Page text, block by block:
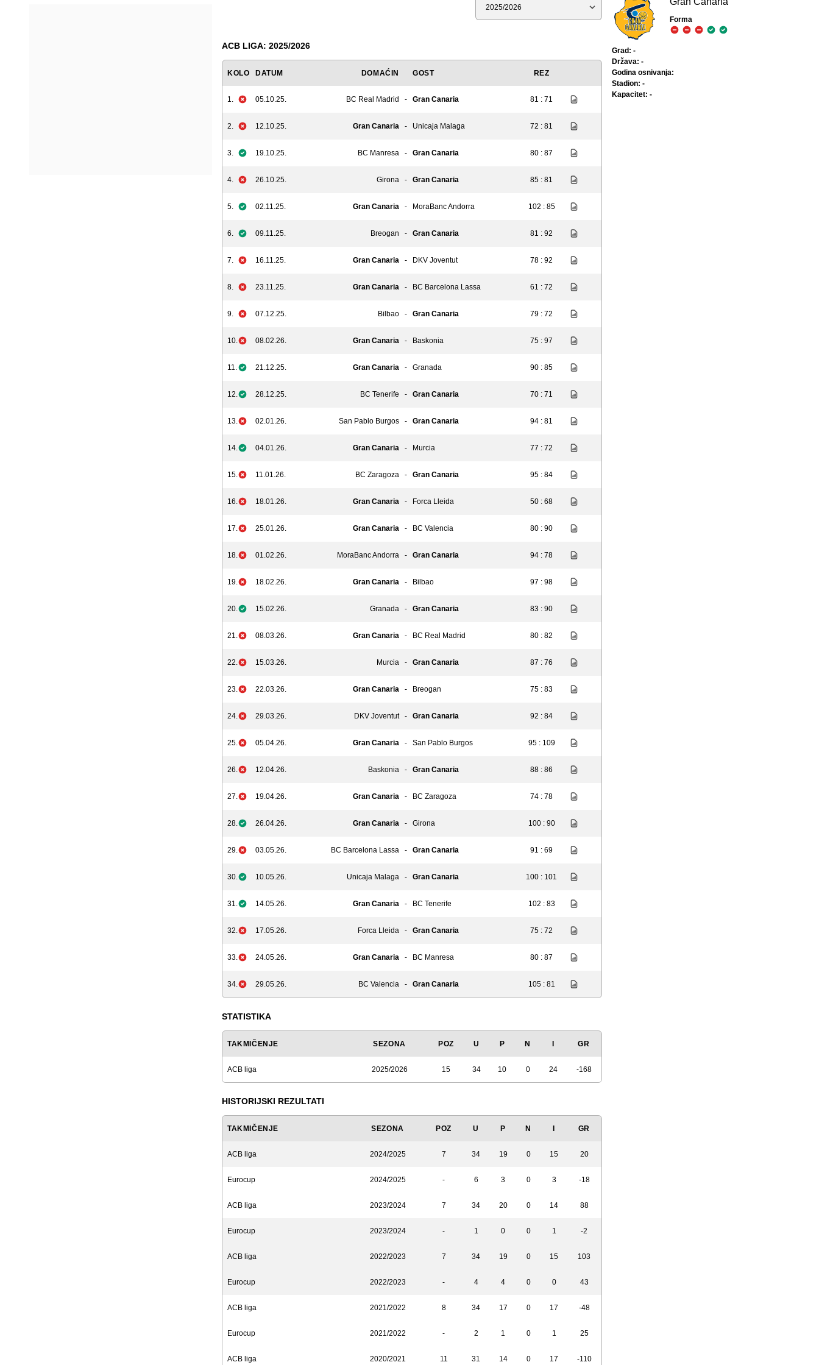
ACB LIGA: 2025/2026
KOLO DATUM DOMAĆIN GOST REZ
1. 05.10.25. BC Real Madrid - Gran Canaria 81 : 71
2. 12.10.25. Gran Canaria - Unicaja Malaga 72 : 81
3. 19.10.25. BC Manresa - Gran Canaria 80 : 87
4. 26.10.25. Girona - Gran Canaria 85 : 81
5. 02.11.25. Gran Canaria - MoraBanc Andorra 102 : 85
6. 09.11.25. Breogan - Gran Canaria 81 : 92
7. 16.11.25. Gran Canaria - DKV Joventut 78 : 92
8. 23.11.25. Gran Canaria - BC Barcelona Lassa 61 : 72
9. 07.12.25. Bilbao - Gran Canaria 79 : 72
10. 08.02.26. Gran Canaria - Baskonia 75 : 97
11. 21.12.25. Gran Canaria - Granada 90 : 85
12. 28.12.25. BC Tenerife - Gran Canaria 70 : 71
13. 02.01.26. San Pablo Burgos - Gran Canaria 94 : 81
14. 04.01.26. Gran Canaria - Murcia 77 : 72
15. 11.01.26. BC Zaragoza - Gran Canaria 95 : 84
16. 18.01.26. Gran Canaria - Forca Lleida 50 : 68
17. 25.01.26. Gran Canaria - BC Valencia 80 : 90
18. 01.02.26. MoraBanc Andorra - Gran Canaria 94 : 78
19. 18.02.26. Gran Canaria - Bilbao 97 : 98
20. 15.02.26. Granada - Gran Canaria 83 : 90
21. 08.03.26. Gran Canaria - BC Real Madrid 80 : 82
22. 15.03.26. Murcia - Gran Canaria 87 : 76
23. 22.03.26. Gran Canaria - Breogan 75 : 83
24. 29.03.26. DKV Joventut - Gran Canaria 92 : 84
25. 05.04.26. Gran Canaria - San Pablo Burgos 95 : 109
26. 12.04.26. Baskonia - Gran Canaria 88 : 86
27. 19.04.26. Gran Canaria - BC Zaragoza 74 : 78
28. 26.04.26. Gran Canaria - Girona 100 : 90
29. 03.05.26. BC Barcelona Lassa - Gran Canaria 91 : 69
30. 10.05.26. Unicaja Malaga - Gran Canaria 100 : 101
31. 14.05.26. Gran Canaria - BC Tenerife 102 : 83
32. 17.05.26. Forca Lleida - Gran Canaria 75 : 72
33. 24.05.26. Gran Canaria - BC Manresa 80 : 87
34. 29.05.26. BC Valencia - Gran Canaria 105 : 81
STATISTIKA
TAKMIČENJE SEZONA POZ U P N GR
ACB liga 2025/2026 15 34 10 0 24 -168
HISTORIJSKI REZULTATI
TAKMIČENJE SEZONA POZ U P N GR
ACB liga 2024/2025 7 34 19 0 15 20
Eurocup 2024/2025 - 6 3 0 3 -18
ACB liga 2023/2024 7 34 20 0 14 88
Eurocup 2023/2024 - 1 0 0 1 -2
ACB liga 2022/2023 7 34 19 0 15 103
Eurocup 2022/2023 - 4 4 0 0 43
ACB liga 2021/2022 8 34 17 0 17 -48
Eurocup 2021/2022 - 2 1 0 1 25
ACB liga 2020/2021 11 31 14 0 17 -110
Forma
Grad: -
Država: -
Godina osnivanja:
Stadion: -
Kapacitet: -